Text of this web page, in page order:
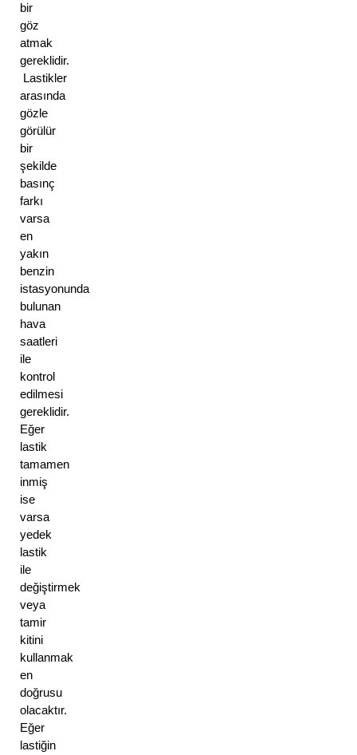
bir
göz
atmak
gereklidir.
Lastikler
arasında
gözle
görülür
bir
şekilde
basınç
farkı
varsa
en
yakın
benzin
istasyonunda
bulunan
hava
saatleri
ile
kontrol
edilmesi
gereklidir.
Eğer
lastik
tamamen
inmiş
ise
varsa
yedek
lastik
ile
değiştirmek
veya
tamir
kitini
kullanmak
en
doğrusu
olacaktır.
Eğer
lastiğin